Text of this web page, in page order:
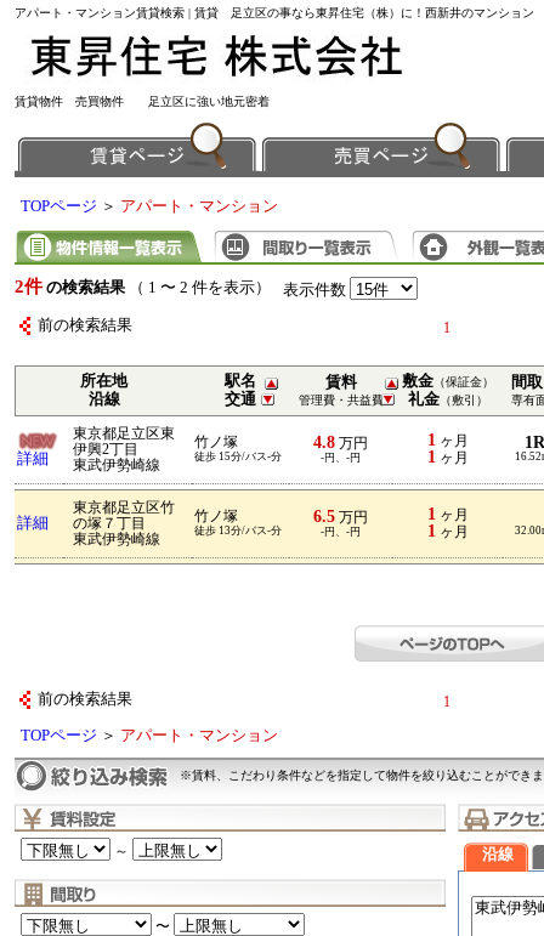
アパート・マンション賃貸検索 | 賃貸 足立区の事なら東昇住宅（株）に！西新井のマンシ
賃貸物件 売買物件 足立区に強い地元密着
TOPページ ＞ アパート・マンション
2件 の検索結果 （ 1 〜 2 件を表示） 表示件数
前の検索結果 1
所在地
沿線
駅名
交通
賃料
管理費・共益費
敷金（保証金）
礼金（敷引）
間
専有
詳細
東京都足立区東
伊興2丁目
東武伊勢崎線
竹ノ塚
徒歩 15分/バス-分
4.8 万円
-円、-円
1 ヶ月
1 ヶ月
1R
詳細
東京都足立区竹
の塚７丁目
東武伊勢崎線
竹ノ塚
徒歩 13分/バス-分
6.5 万円
-円、-円
1 ヶ月
1 ヶ月
前の検索結果 1
TOPページ ＞ アパート・マンション
※賃料、こだわり条件などを指定して物件を絞り込むことができ
～
〜
沿線